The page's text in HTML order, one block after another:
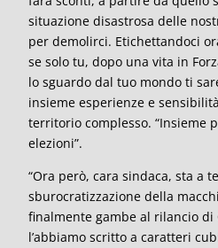
situazione disastrosa delle
per demolirci. Etichettandoci
se solo tu, dopo una vita in
lo sguardo dal tuo mondo ti
insieme esperienze e
territorio complesso. “Insieme
elezioni”.
“Ora però, cara sindaca, sta a
sburocratizzazione della
finalmente gambe al rilancio di
l’abbiamo scritto a caratteri